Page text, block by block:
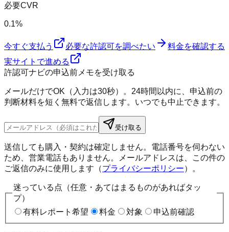
必要CVR
0.1%
今すぐ支払う 必要な許認可を調べたい
料金を確認する
実サイトで進める
許認可ナビの申込前メモを受け取る
メールだけでOK（入力は30秒）。24時間以内に、申込前の
判断材料を短く無料で返信します。いつでも中止できます。
受け取る
送信しても購入・契約は確定しません。電話番号を伺わない
ため、営業電話もありません。メールアドレスは、この件の
ご返信のみに使用します（プライバシーポリシー）。
迷っている点（任意・あてはまるものがあればタッ
プ）
有料レポート希望
料金 対象 申込前確認